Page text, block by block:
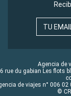
TU
Agencia de
rue du gabian Les flots
de viajes n° 006
©